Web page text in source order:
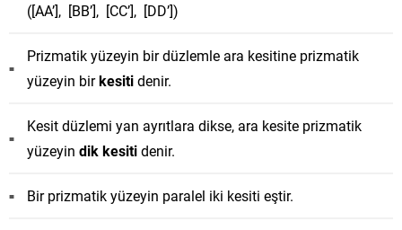
([AA’], [BB’], [CC’], [DD’])
Prizmatik yüzeyin bir düzlemle ara kesitine prizmatik
yüzeyin birkesitidenir.
Kesit düzlemi yan ayrıtlara dikse, ara kesite prizmatik
yüzeyin dik kesitidenir.
Bir prizmatik yüzeyin paralel iki kesiti eştir.